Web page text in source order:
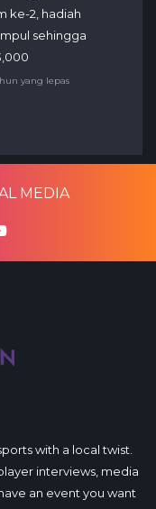
ke-2, hadiah
sehingga
yang lepas
MEDIA
with a local twist.
interviews, media
an event you want